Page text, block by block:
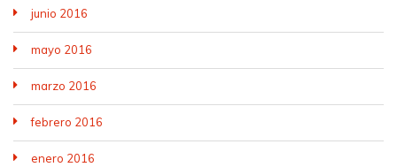
junio 2016
mayo 2016
marzo 2016
febrero 2016
enero 2016